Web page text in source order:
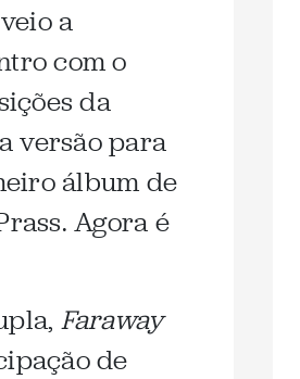
a
com o
da
versão para
álbum de
Agora é
Faraway
de